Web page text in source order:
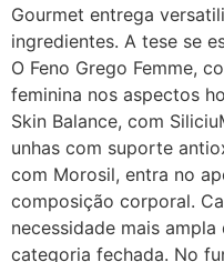
Gourmet entrega
ingredientes. A tese se
O Feno Grego Femme,
feminina nos aspectos
Skin Balance, com
unhas com suporte
com Morosil, entra no
composição corporal.
necessidade mais
categoria fechada. No